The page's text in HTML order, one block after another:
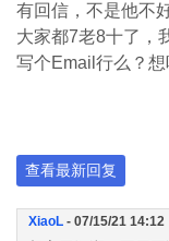
有回信，不是他不
大家都7老8十了，
写个Email行么？
查看最新回复
XiaoL - 07/15/21 14:12